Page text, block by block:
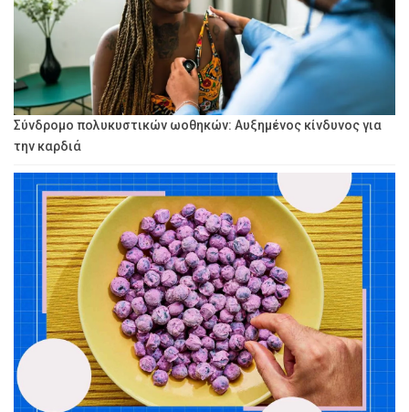
Σύνδρομο πολυκυστικών ωοθηκών: Αυξημένος κίνδυνος για
την καρδιά